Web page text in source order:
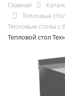
Главная
Тепловые
Тепловые столы с
Тепловой стол